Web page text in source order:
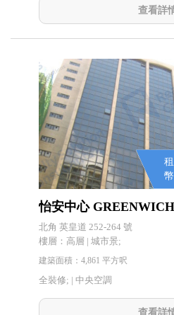
查看詳
怡安中心
北角 英皇道 252-264 號
樓層：高層 | 城市景;
建築面積：4,861 平方呎
全裝修; | 中央空調
查看詳